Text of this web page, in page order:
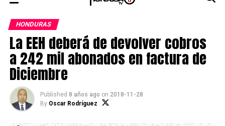
HONDURAS
La EEH deberá de devolver cobros
a 242 mil abonados en factura de
Diciembre
Published 8 años ago on 2018-11-28
By Oscar Rodríguez